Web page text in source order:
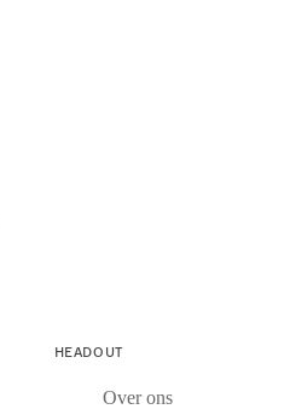
HEADOUT
Over ons